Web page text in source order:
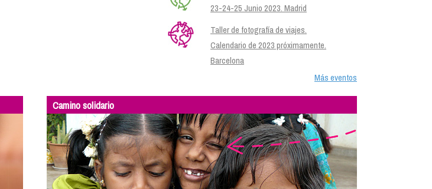
23-24-25 Junio 2023. Madrid
Taller de fotografía de viajes.
Calendario de 2023 próximamente.
Barcelona
Más eventos
Camino solidario